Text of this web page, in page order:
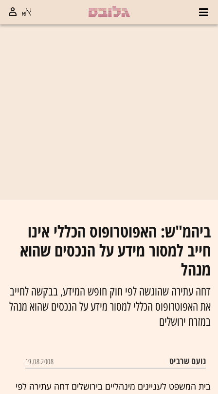
ביהמ"ש: האפוטרופוס הכללי אינו
חייב למסור מידע על הנכסים שהוא
מנהל
דחה עתירה שהוגשה לפי חוק חופש המידע, בבקשה לחייב
את האפוטרופוס הכללי למסור מידע על הנכסים שהוא מנהל
במזרח ירושלים
נועם שרביט‏ 19.08.2008
בית המשפט לעניינים מינהליים בירושלים דחה עתירה לפי